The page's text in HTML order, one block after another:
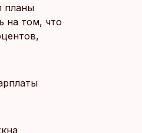
планы
на том, что